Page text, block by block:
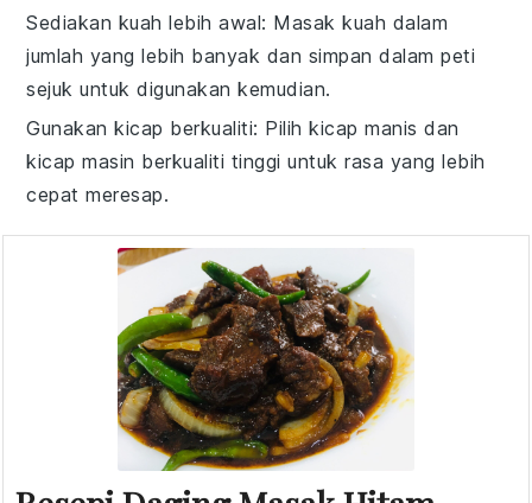
Sediakan kuah lebih awal: Masak kuah dalam
jumlah yang lebih banyak dan simpan dalam peti
sejuk untuk digunakan kemudian.
Gunakan kicap berkualiti: Pilihkicap manis dan
kicap masin berkualiti tinggi untuk rasa yang lebih
cepat meresap.